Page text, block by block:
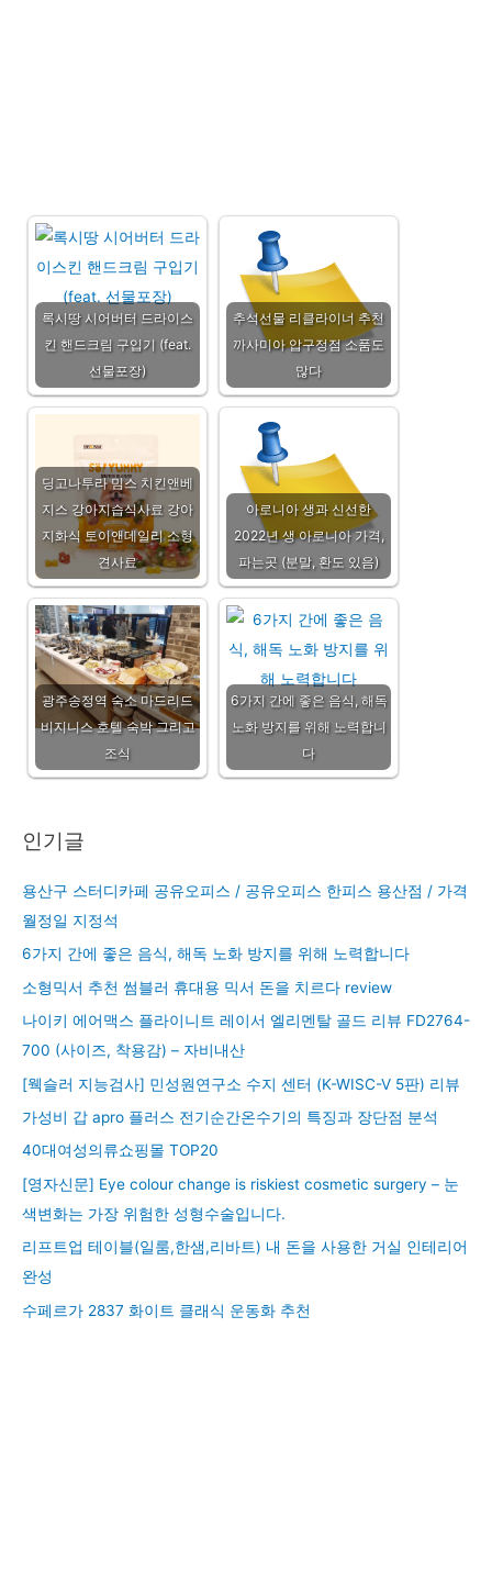
록시땅 시어버터 드라이스
킨 핸드크림 구입기 (feat.
선물포장)
추석선물 리클라이너 추천
까사미아 압구정점 소품도
많다
딩고나투라 밈스 치킨앤베
지스 강아지습식사료 강아
지화식 토이앤데일리 소형
견사료
아로니아 생과 신선한
2022년 생 아로니아 가격,
파는곳 (분말, 환도 있음)
광주송정역 숙소 마드리드
비지니스 호텔 숙박 그리고
조식
6가지 간에 좋은 음식, 해독
노화 방지를 위해 노력합니
다
인기글
용산구 스터디카페 공유오피스 / 공유오피스 한피스 용산점 / 가격
월정일 지정석
6가지 간에 좋은 음식, 해독 노화 방지를 위해 노력합니다
소형믹서 추천 썸블러 휴대용 믹서 돈을 치르다 review
나이키 에어맥스 플라이니트 레이서 엘리멘탈 골드 리뷰 FD2764-
700 (사이즈, 착용감) – 자비내산
[웩슬러 지능검사] 민성원연구소 수지 센터 (K-WISC-V 5판) 리뷰
가성비 갑 apro 플러스 전기순간온수기의 특징과 장단점 분석
40대여성의류쇼핑몰 TOP20
[영자신문] Eye colour change is riskiest cosmetic surgery – 눈
색변화는 가장 위험한 성형수술입니다.
리프트업 테이블(일룸,한샘,리바트) 내 돈을 사용한 거실 인테리어
완성
수페르가 2837 화이트 클래식 운동화 추천